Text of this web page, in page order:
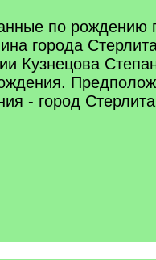
по рождению
города
Кузнецова
- город